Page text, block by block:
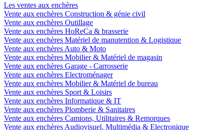
Les ventes aux enchères
Vente aux enchères Construction & génie civil
Vente aux enchères Outillage
Vente aux enchères HoReCa & brasserie
Vente aux enchères Matériel de manutention & Logistique
Vente aux enchères Auto & Moto
Vente aux enchères Mobilier & Matériel de magasin
Vente aux enchères Garage - Carrosserie
Vente aux enchères Electroménager
Vente aux enchères Mobilier & Matériel de bureau
Vente aux enchères Sport & Loisirs
Vente aux enchères Informatique & IT
Vente aux enchères Plomberie & Sanitaires
Vente aux enchères Camions, Utilitaires & Remorques
Vente aux enchères Audiovisuel, Multimédia & Electronique